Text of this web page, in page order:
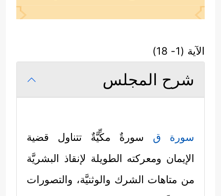
الآية (1- 18)
شرح المجلس
سورة ق سورةٌ مكِّيَّةٌ تتناول قضية
الإيمان ومعركته الطويلة لإنقاذ البشريَّة
من متاهات الشرك والوثنيَّة، والتصورات